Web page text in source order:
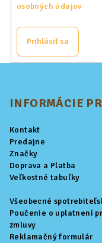
osobných údajov
Prihlásiť sa
INFORMÁCIE
Kontakt
Predajne
Značky
Doprava a Platba
Veľkostné tabuľky
Všeobecné
Poučenie o uplatnení
zmluvy
Reklamačný formulár